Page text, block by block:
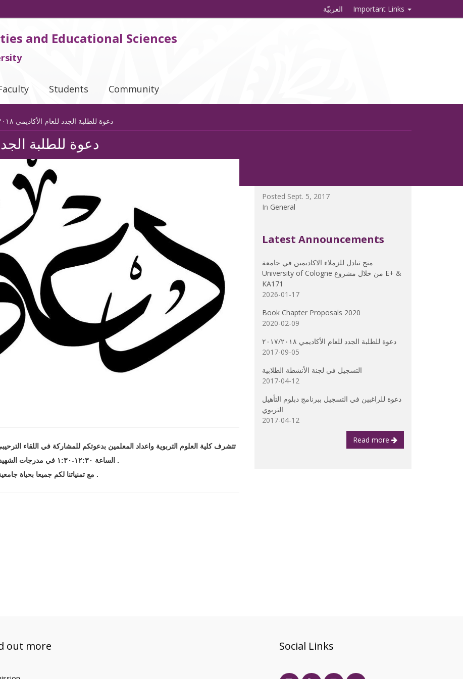
العربيّة Important Links
and Educational Sciences
Students Community
دعوة للطلبة الجدد للعام الأكاديمي ٢٠١٧/٢٠١٨
دعوة للطلبة الجدد
الساعة ١٢:٣٠-١:٣٠ في مدرجات الشهيد ظافر المصري .
مع تمنياتنا لكم جميعا بحياة جامعية موفقة .
Posted Sept. 5, 2017
In General
Latest Announcements
منح تبادل للزملاء الاكاديمين في جامعة
University of Cologne من خلال مشروع E+ &
KA171
2026-01-17
Book Chapter Proposals 2020
2020-02-09
دعوة للطلبة الجدد للعام الأكاديمي ٢٠١٧/٢٠١٨
2017-09-05
التسجيل في لجنة الأنشطة الطلابية
2017-04-12
دعوة للراغبين في التسجيل ببرنامج دبلوم التأهيل
التربوي
2017-04-12
Read more
out more Social Links